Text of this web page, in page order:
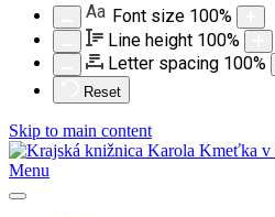
Aa Font size 100%
Line height 100%
Letter spacing 100%
Reset
Skip to main content
Menu